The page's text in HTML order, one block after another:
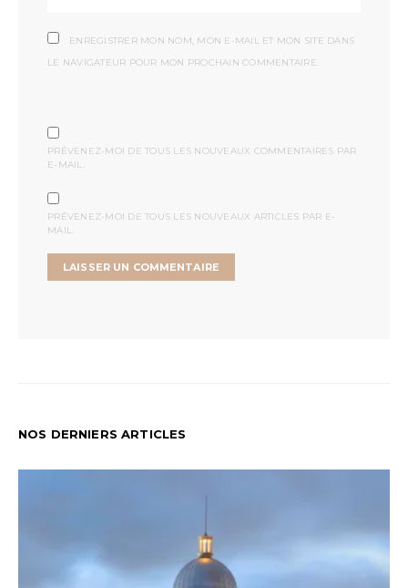
ENREGISTRER MON NOM, MON E-MAIL ET MON SITE DANS
LE NAVIGATEUR POUR MON PROCHAIN COMMENTAIRE.
PRÉVENEZ-MOI DE TOUS LES NOUVEAUX COMMENTAIRES PAR
E-MAIL.
PRÉVENEZ-MOI DE TOUS LES NOUVEAUX ARTICLES PAR E-
MAIL.
NOS DERNIERS ARTICLES